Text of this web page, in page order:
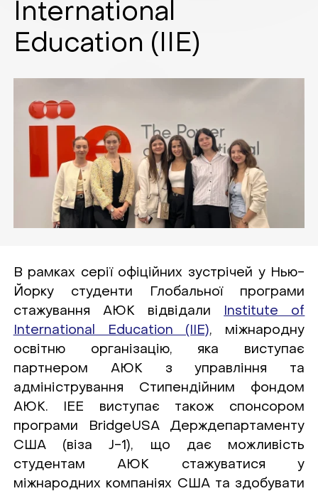
International
Education (IIE)
В рамках серії офіційних зустрічей у Нью-
Йорку студенти Глобальної програми
стажування АЮК відвідали
Institute of
International Education (IIE), міжнародну
освітню організацію, яка виступає
партнером АЮК з управління та
адміністрування Стипендійним фондом
АЮК. ІЕЕ виступає також спонсором
програми BridgeUSA Держдепартаменту
США (віза J-1), що дає можливість
студентам АЮК стажуватися у
міжнародних компаніях США та здобувати